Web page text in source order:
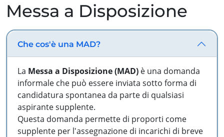
Messa a Disposizione
Che cos'è una MAD?
La Messa a Disposizione (MAD) è una domanda
informale che può essere inviata sotto forma di
candidatura spontanea da parte di qualsiasi
aspirante supplente.
Questa domanda permette di proporti come
supplente per l'assegnazione di incarichi di breve